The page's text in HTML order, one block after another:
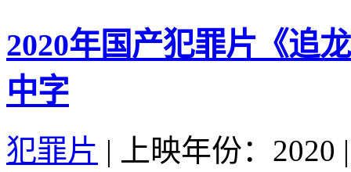
2020年国产犯罪片《追
中字
犯罪片 | 上映年份：2020 |